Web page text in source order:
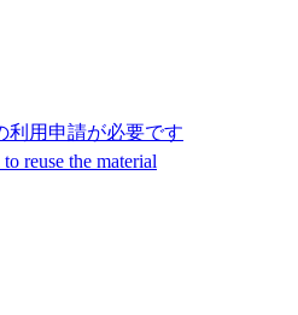
利用申請が必要です
reuse the material